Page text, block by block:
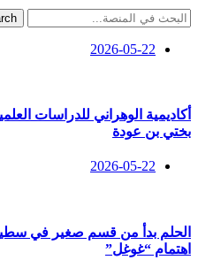
2026-05-22
أكاديمية الوهراني للدراسات
بختي بن عودة
2026-05-22
الحلم بدأ من قسم صغير في
اهتمام “غوغل”